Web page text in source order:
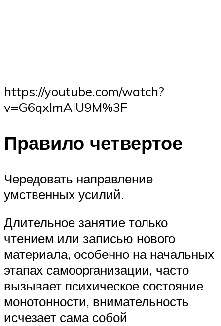
https://youtube.com/watch?
v=G6qxlmAlU9M%3F
Правило четвертое
Чередовать направление
умственных усилий.
Длительное занятие только
чтением или записью нового
материала, особенно на начальных
этапах самоорганизации, часто
вызывает психическое состояние
монотонности, внимательность
исчезает сама собой